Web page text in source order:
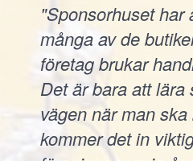
"Sponsorhuset har
många av de
företag brukar
Det är bara att lära
vägen när man
kommer det in